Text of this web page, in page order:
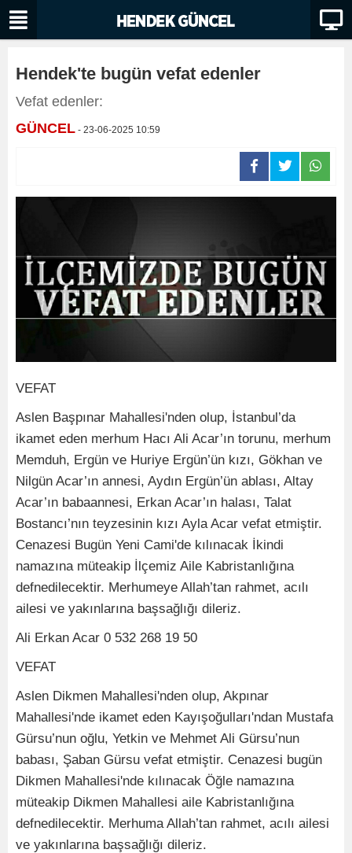
Hendek'te bugün vefat edenler
Vefat edenler:
GÜNCEL - 23-06-2025 10:59
VEFAT
Aslen Başpınar Mahallesi'nden olup, İstanbul’da
ikamet eden merhum Hacı Ali Acar’ın torunu, merhum
Memduh, Ergün ve Huriye Ergün’ün kızı, Gökhan ve
Nilgün Acar’ın annesi, Aydın Ergün’ün ablası, Altay
Acar’ın babaannesi, Erkan Acar’ın halası, Talat
Bostancı’nın teyzesinin kızı Ayla Acar vefat etmiştir.
Cenazesi Bugün Yeni Cami'de kılınacak İkindi
namazına müteakip İlçemiz Aile Kabristanlığına
defnedilecektir. Merhumeye Allah’tan rahmet, acılı
ailesi ve yakınlarına başsağlığı dileriz.
Ali Erkan Acar 0 532 268 19 50
VEFAT
Aslen Dikmen Mahallesi'nden olup, Akpınar
Mahallesi'nde ikamet eden Kayışoğulları'ndan Mustafa
Gürsu’nun oğlu, Yetkin ve Mehmet Ali Gürsu’nun
babası, Şaban Gürsu vefat etmiştir. Cenazesi bugün
Dikmen Mahallesi'nde kılınacak Öğle namazına
müteakip Dikmen Mahallesi aile Kabristanlığına
defnedilecektir. Merhuma Allah’tan rahmet, acılı ailesi
ve yakınlarına başsağlığı dileriz.